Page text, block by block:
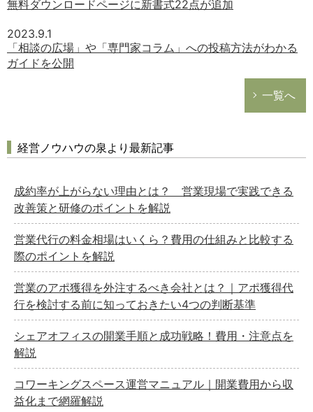
無料ダウンロードページに新書式22点が追加
2023.9.1
「相談の広場」や「専門家コラム」への投稿方法がわかる
ガイドを公開
一覧へ
経営ノウハウの泉より最新記事
成約率が上がらない理由とは？ 営業現場で実践できる
改善策と研修のポイントを解説
営業代行の料金相場はいくら？費用の仕組みと比較する
際のポイントを解説
営業のアポ獲得を外注するべき会社とは？｜アポ獲得代
行を検討する前に知っておきたい4つの判断基準
シェアオフィスの開業手順と成功戦略！費用・注意点を
解説
コワーキングスペース運営マニュアル｜開業費用から収
益化まで網羅解説